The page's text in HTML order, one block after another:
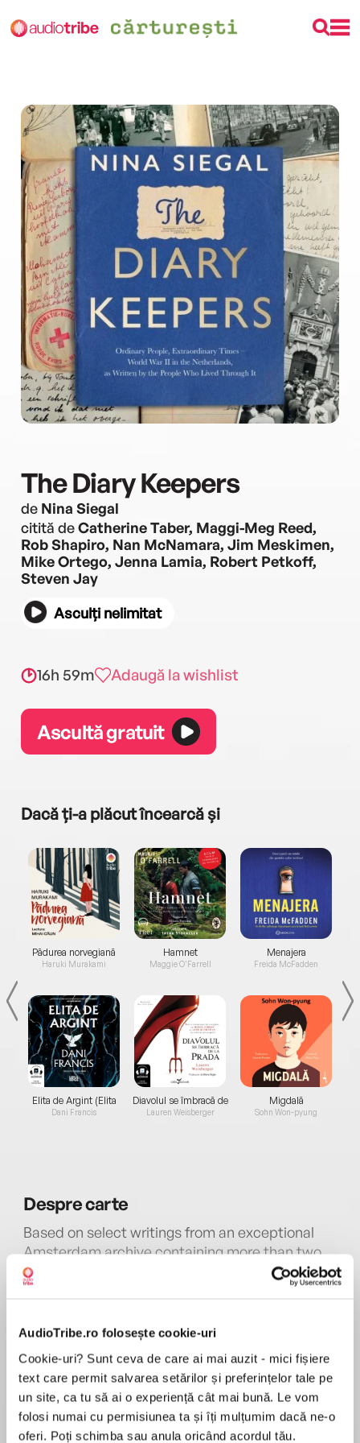
AudioTribe.ro folosește cookie-uri
Cookie-uri? Sunt ceva de care ai mai auzit - mici fișiere
text care permit salvarea setărilor și preferințelor tale pe
un site, ca tu să ai o experiență cât mai bună. Le vom
folosi numai cu permisiunea ta și îți mulțumim dacă ne-o
oferi. Poți schimba sau anula oricând acordul tău.
The Diary Keepers
de Nina Siegal
citită deCatherine Taber, Maggi-Meg Reed,
Rob Shapiro, Nan McNamara, Jim Meskimen,
Mike Ortego, Jenna Lamia, Robert Petkoff,
Steven Jay
Asculți nelimitat
16h 59m Adaugă la wishlist
Ascultă gratuit
Dacă ți-a plăcut încearcă și
Pădurea norvegiană
Haruki Murakami
Elita de Argint (Elita
de...
Dani Francis
Hamnet
Maggie O'Farrell
Diavolul se îmbracă de
la...
Lauren Weisberger
Menajera
Freida McFadden
Migdală
Sohn Won-pyung
Desprecarte
Based on select writings from an exceptional
Amsterdam archive containing more than two
thousand Dutch diaries from World War II, The
Diary Keepers illuminates a part of history we
This audiobook is read by Nina Siegal, Maggi-
Meg Reed, Nan McNamara, Catherine Taber,
MAI MULT
În acest moment nu există recenzii
pentru această carte
Nina Siegal